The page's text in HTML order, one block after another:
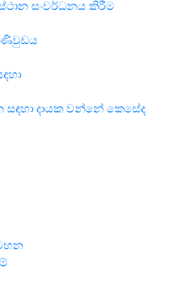
සංවර්ධනය කිරීම
දායක වන්නේ කෙසේද